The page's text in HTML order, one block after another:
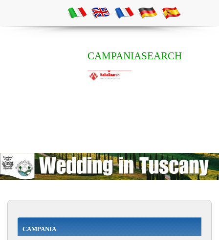
CAMPANIASEARCH
CAMPANIA